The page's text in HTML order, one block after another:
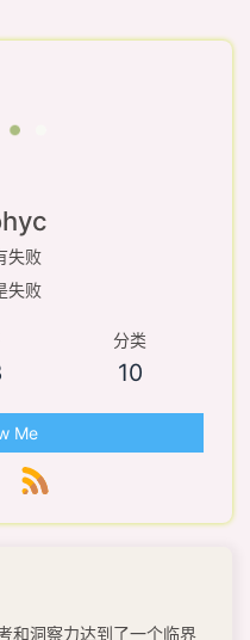
失败
失败
分类
10
Me
和洞察力达到了一个临界